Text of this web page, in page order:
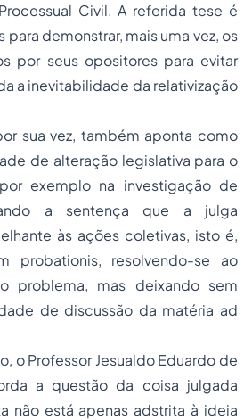
Civil. A referida tese é
demonstrar, mais uma vez, os
por seus opositores para evitar
a inevitabilidade da relativização
sua vez, também aponta como
de alteração legislativa para o
exemplo na investigação de
a sentença que a julga
às ações coletivas, isto é,
probationis, resolvendo-se ao
problema, mas deixando sem
de discussão da matéria ad
o Professor Jesualdo Eduardo de
a questão da coisa julgada
não está apenas adstrita à ideia